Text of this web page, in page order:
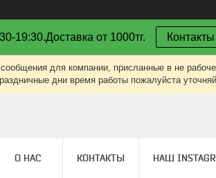
19:30.Доставка от 1000тг. Контакты
для компании, присланные в не
дни время работы пожалуйста
О НАС КОНТАКТЫ НАШ